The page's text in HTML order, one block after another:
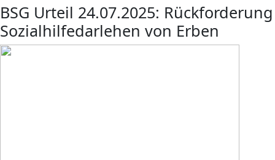
BSG Urteil 24.07.2025: Rückforderung
Sozialhilfedarlehen von Erben